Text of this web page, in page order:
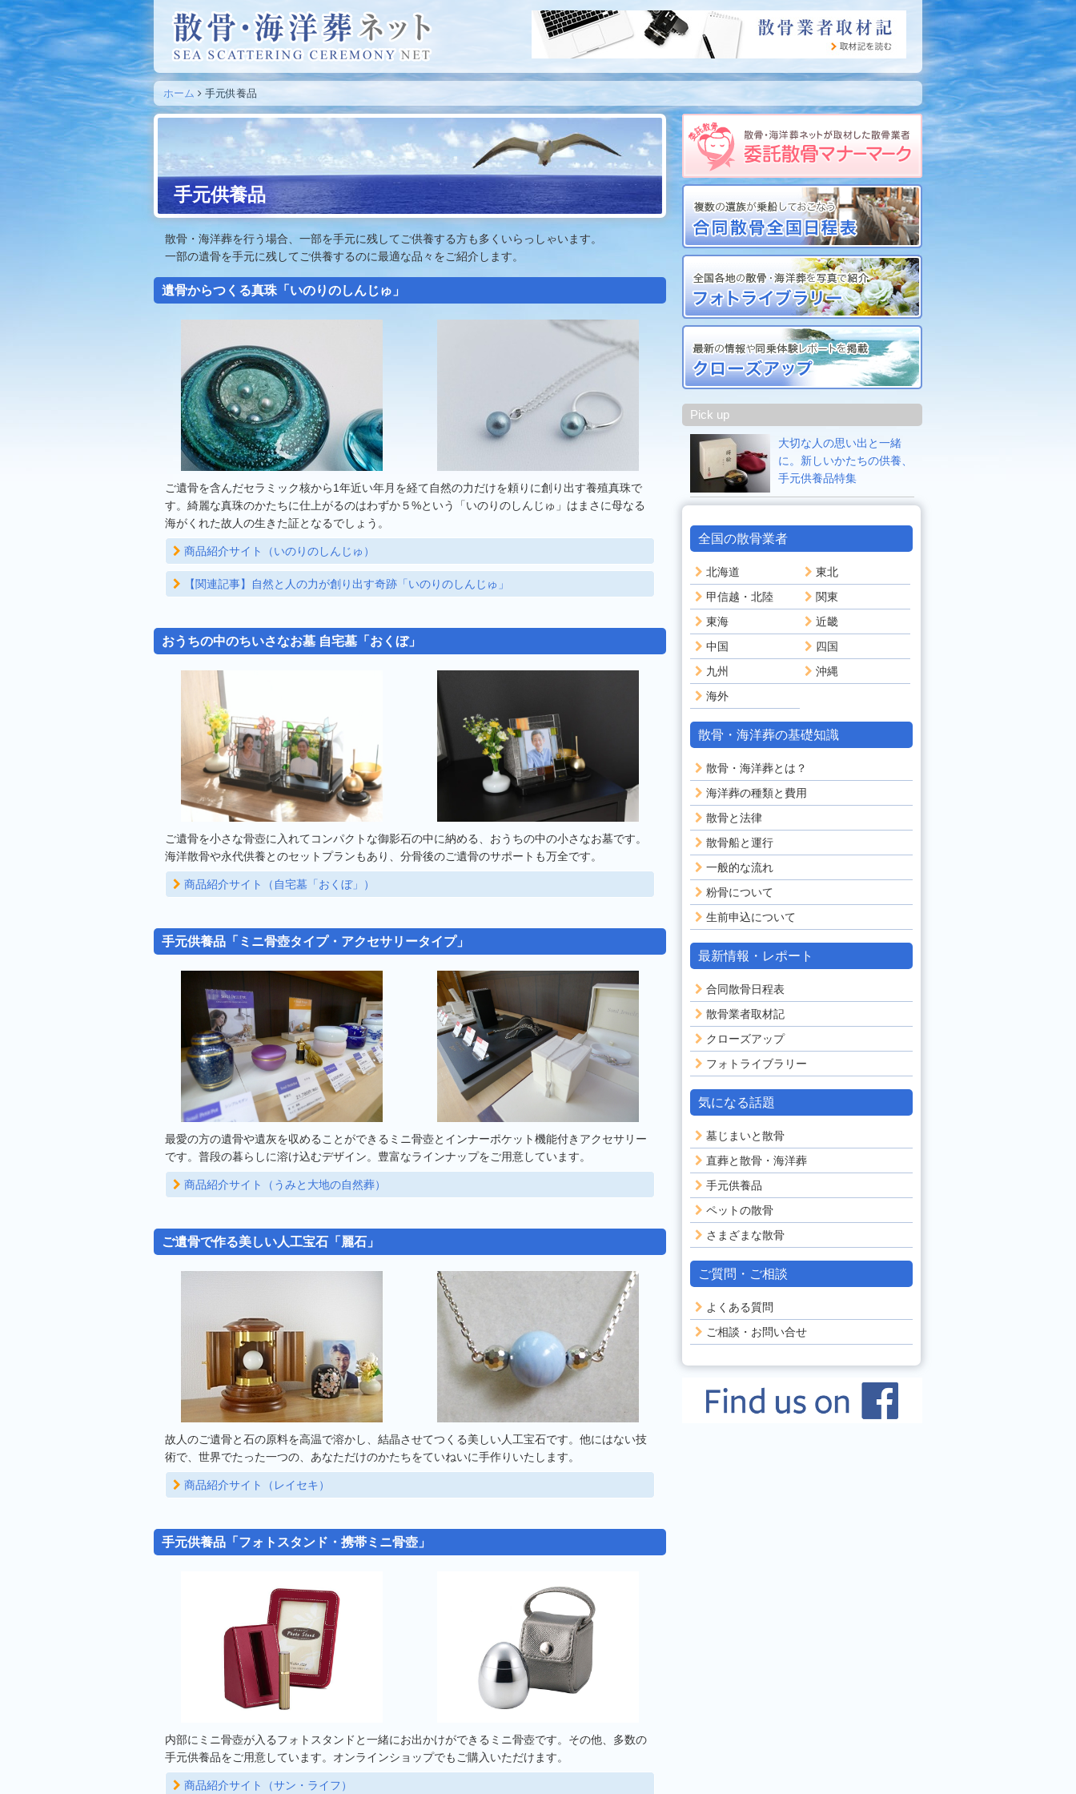
ホーム 手元供養品
手元供養品
散骨・海洋葬を行う場合、一部を手元に残してご供養する方も多くいらっしゃいます。
一部の遺骨を手元に残してご供養するのに最適な品々をご紹介します。
遺骨からつくる真珠「いのりのしんじゅ」
ご遺骨を含んだセラミック核から1年近い年月を経て自然の力だけを頼りに創り出す養殖真珠で
す。綺麗な真珠のかたちに仕上がるのはわずか５%という「いのりのしんじゅ」はまさに母なる
海がくれた故人の生きた証となるでしょう。
商品紹介サイト（いのりのしんじゅ）
【関連記事】自然と人の力が創り出す奇跡「いのりのしんじゅ」
おうちの中のちいさなお墓 自宅墓「おくぼ」
ご遺骨を小さな骨壺に入れてコンパクトな御影石の中に納める、おうちの中の小さなお墓です。
海洋散骨や永代供養とのセットプランもあり、分骨後のご遺骨のサポートも万全です。
商品紹介サイト（自宅墓「おくぼ」）
手元供養品「ミニ骨壺タイプ・アクセサリータイプ」
最愛の方の遺骨や遺灰を収めることができるミニ骨壺とインナーポケット機能付きアクセサリー
です。普段の暮らしに溶け込むデザイン。豊富なラインナップをご用意しています。
商品紹介サイト（うみと大地の自然葬）
ご遺骨で作る美しい人工宝石「麗石」
故人のご遺骨と石の原料を高温で溶かし、結晶させてつくる美しい人工宝石です。他にはない技
術で、世界でたった一つの、あなただけのかたちをていねいに手作りいたします。
商品紹介サイト（レイセキ）
手元供養品「フォトスタンド・携帯ミニ骨壺」
内部にミニ骨壺が入るフォトスタンドと一緒にお出かけができるミニ骨壺です。その他、多数の
手元供養品をご用意しています。オンラインショップでもご購入いただけます。
商品紹介サイト（サン・ライフ）
Pick up
大切な人の思い出と一緒
に。新しいかたちの供養、
手元供養品特集
全国の散骨業者
北海道
東北
甲信越・北陸
関東
東海
近畿
中国
四国
九州
沖縄
海外
散骨・海洋葬の基礎知識
散骨・海洋葬とは？
海洋葬の種類と費用
散骨と法律
散骨船と運行
一般的な流れ
粉骨について
生前申込について
最新情報・レポート
合同散骨日程表
散骨業者取材記
クローズアップ
フォトライブラリー
気になる話題
墓じまいと散骨
直葬と散骨・海洋葬
手元供養品
ペットの散骨
さまざまな散骨
ご質問・ご相談
よくある質問
ご相談・お問い合せ